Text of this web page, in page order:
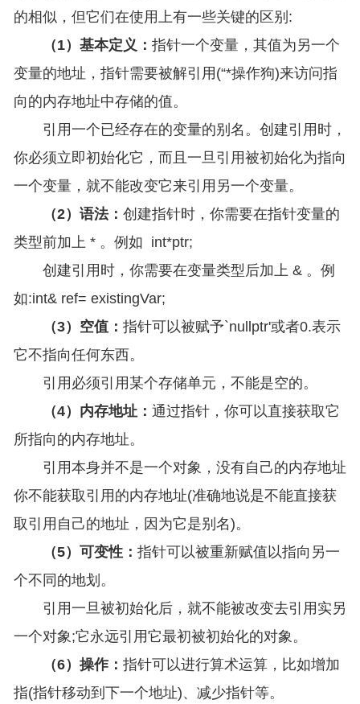
的相似，但它们在使用上有一些关键的区别:
（1）基本定义： 指针一个变量，其值为另一个
变量的地址，指针需要被解引用(“*操作狗)来访问指
向的内存地址中存储的值。
引用一个已经存在的变量的别名。创建引用时，
你必须立即初始化它，而且一旦引用被初始化为指向
一个变量，就不能改变它来引用另一个变量。
（2）语法： 创建指针时，你需要在指针变量的
类型前加上 * 。例如 int*ptr;
创建引用时，你需要在变量类型后加上 & 。例
如:int& ref= existingVar;
（3）空值： 指针可以被赋予`nullptr'或者0.表示
它不指向任何东西。
引用必须引用某个存储单元，不能是空的。
（4）内存地址： 通过指针，你可以直接获取它
所指向的内存地址。
引用本身并不是一个对象，没有自己的内存地址
你不能获取引用的内存地址(准确地说是不能直接获
取引用自己的地址，因为它是别名)。
（5）可变性： 指针可以被重新赋值以指向另一
个不同的地划。
引用一旦被初始化后，就不能被改变去引用实另
一个对象;它永远引用它最初被初始化的对象。
（6）操作： 指针可以进行算术运算，比如增加
指(指针移动到下一个地址)、减少指针等。